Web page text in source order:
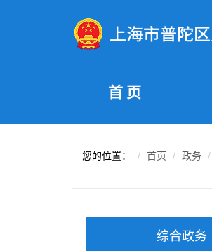
首页
您的位置： 首页 政务
综合政务